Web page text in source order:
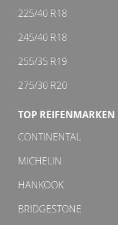
225/40 R18
245/40 R18
255/35 R19
275/30 R20
TOP REIFENMARKEN
CONTINENTAL
MICHELIN
HANKOOK
BRIDGESTONE